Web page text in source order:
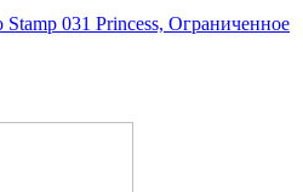
031 Princess, Ограниченное